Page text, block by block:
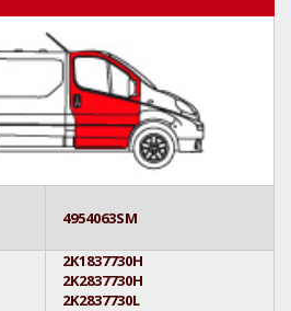
4954063SM
2K1837730H
2K2837730H
2K2837730L